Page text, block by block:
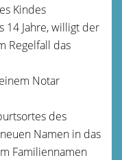
Kindes
14 Jahre, willigt der
Regelfall das
Notar
des
Namen in das
Familiennamen